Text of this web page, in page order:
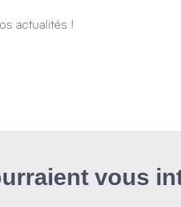
actualités !
vous